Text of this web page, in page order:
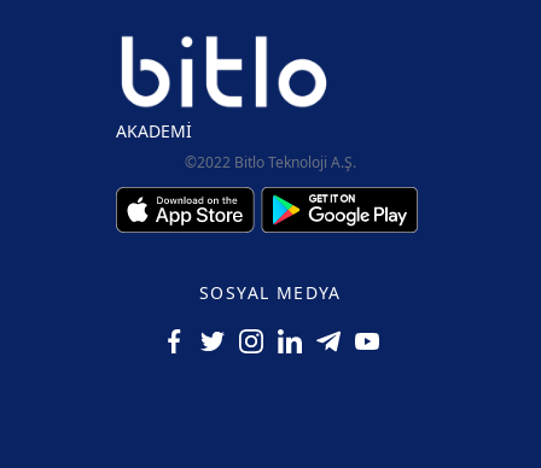
AKADEMİ
©2022 Bitlo Teknoloji A.Ş.
SOSYAL MEDYA